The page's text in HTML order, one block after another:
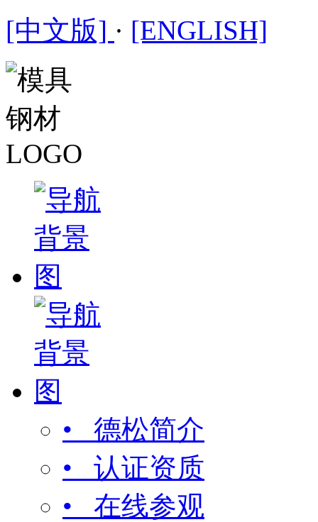
[中文版] · [ENGLISH]
• 德松简介
• 认证资质
• 在线参观